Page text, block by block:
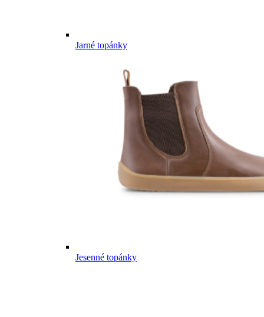
Jarné topánky
Jesenné topánky